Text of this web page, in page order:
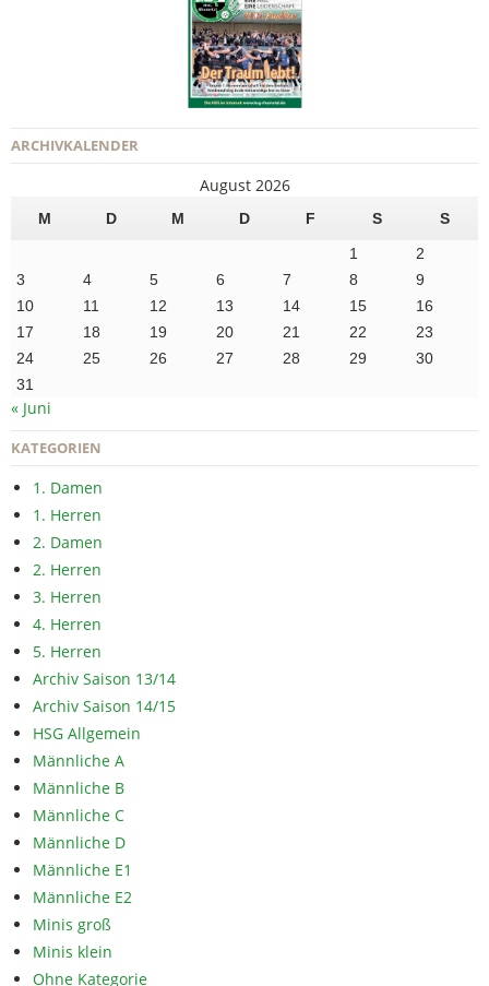
ARCHIVKALENDER
August 2026
M D M D F S
S
1
2
3
4 5 6 7 8
9
10
11 12 13 14 15
16
17
18 19 20 21 22
23
24
25 26 27 28 29
30
31
« Juni
KATEGORIEN
1. Damen
1. Herren
2. Damen
2. Herren
3. Herren
4. Herren
5. Herren
Archiv Saison 13/14
Archiv Saison 14/15
HSG Allgemein
Männliche A
Männliche B
Männliche C
Männliche D
Männliche E1
Männliche E2
Minis groß
Minis klein
Ohne Kategorie